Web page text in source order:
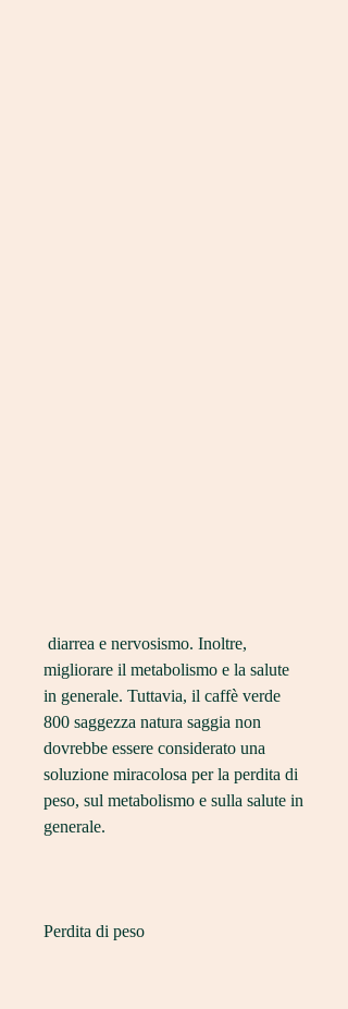
migliorare il metabolismo e la salute
in generale. Tuttavia, il caffè verde
800 saggezza natura saggia non
dovrebbe essere considerato una
soluzione miracolosa per la perdita di
peso, sul metabolismo e sulla salute in
generale.
Perdita di peso